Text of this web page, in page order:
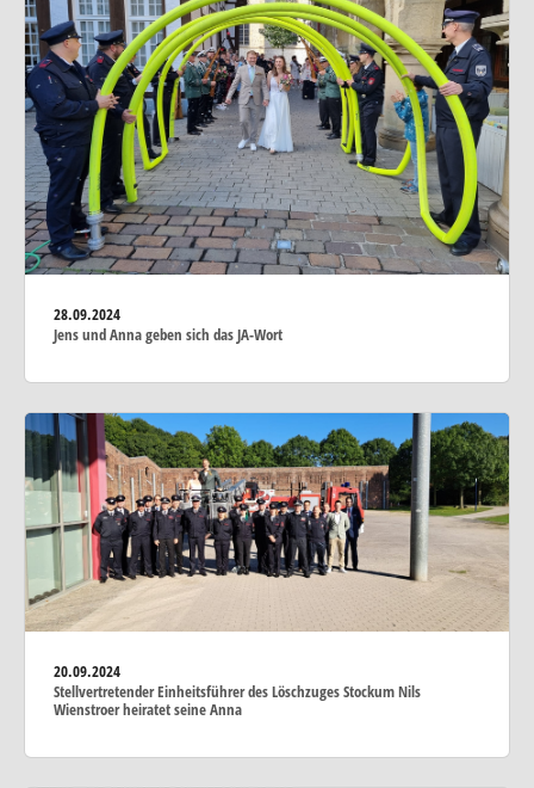
28.09.2024
Jens und Anna geben sich das JA-Wort
20.09.2024
Stellvertretender Einheitsführer des Löschzuges Stockum Nils
Wienstroer heiratet seine Anna